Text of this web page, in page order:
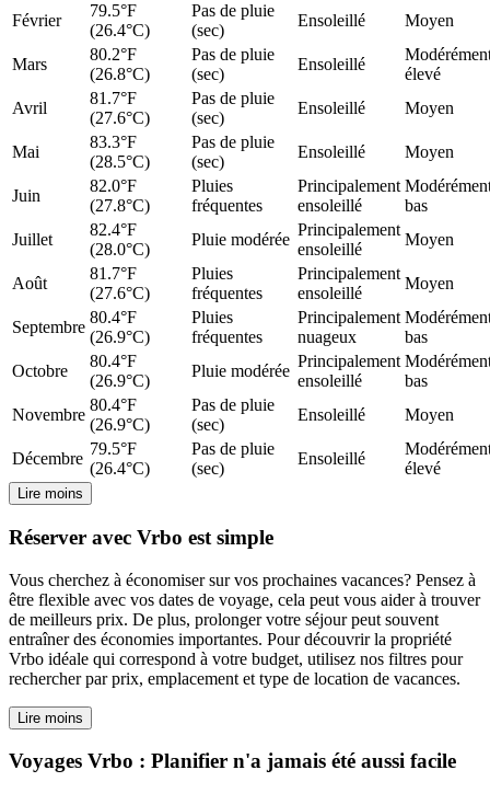
Février
79.5°F
(26.4°C)
Pas de pluie
(sec)
Ensoleillé Moyen
Mars
80.2°F
(26.8°C)
Pas de pluie
(sec)
Ensoleillé
élevé
Avril
81.7°F
(27.6°C)
Pas de pluie
(sec)
Ensoleillé Moyen
Mai
83.3°F
(28.5°C)
Pas de pluie
(sec)
Ensoleillé Moyen
Juin
82.0°F
(27.8°C)
Pluies
fréquentes
Principalement
ensoleillé
bas
Juillet
82.4°F
(28.0°C)
Pluie modérée
Principalement
ensoleillé
Moyen
Août
81.7°F
(27.6°C)
Pluies
fréquentes
Principalement
ensoleillé
Moyen
Septembre
80.4°F
(26.9°C)
Pluies
fréquentes
Principalement
nuageux
bas
Octobre
80.4°F
(26.9°C)
Pluie modérée
Principalement
ensoleillé
bas
Novembre
80.4°F
(26.9°C)
Pas de pluie
(sec)
Ensoleillé Moyen
Décembre
79.5°F
(26.4°C)
Pas de pluie
(sec)
Ensoleillé
élevé
Lire moins
Réserver avec Vrbo est simple
Vous cherchez à économiser sur vos prochaines vacances? Pensez à
être flexible avec vos dates de voyage, cela peut vous aider à trouver
de meilleurs prix. De plus, prolonger votre séjour peut souvent
entraîner des économies importantes. Pour découvrir la propriété
Vrbo idéale qui correspond à votre budget, utilisez nos filtres pour
rechercher par prix, emplacement et type de location de vacances.
Lire moins
Voyages Vrbo : Planifier n'a jamais été aussi facile